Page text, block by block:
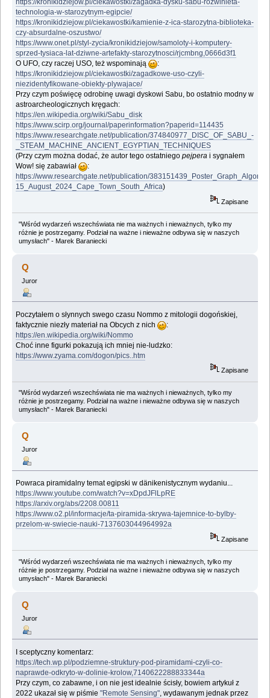
https://kronikidziejow.pl/ciekawostki/zagadka-dysku-sabu-rozwinieta-
technologia-w-starozytnym-egipcie/
https://kronikidziejow.pl/ciekawostki/kamienie-z-ica-starozytna-biblioteka-
czy-absurdalne-oszustwo/
https://www.onet.pl/styl-zycia/kronikidziejow/samoloty-i-komputery-
sprzed-tysiaca-lat-dziwne-artefakty-starozytnosci/rjcmbng,0666d3f1
O UFO, czy raczej USO, też wspominają
:
https://kronikidziejow.pl/ciekawostki/zagadkowe-uso-czyli-
niezidentyfikowane-obiekty-plywajace/
Przy czym poświęcę odrobinę uwagi dyskowi Sabu, bo ostatnio modny w
astroarcheologicznych kręgach:
https://en.wikipedia.org/wiki/Sabu_disk
https://www.scirp.org/journal/paperinformation?paperid=114435
https://www.researchgate.net/publication/374840977_DISC_OF_SABU_-
_STEAM_MACHINE_ANCIENT_EGYPTIAN_TECHNIQUES
(Przy czym można dodać, że autor tego ostatniegopejpera i sygnałem
Wow! się zabawiał
:
https://www.researchgate.net/publication/
15_August_2024_Cape_Town_South_Africa)
Zapisane
"Wśród wydarzeń wszechświata nie ma ważnych i nieważnych, tylko my
różnie je postrzegamy. Podział na ważne i nieważne odbywa się w naszych
umysłach" - Marek Baraniecki
Q
Juror
Poczytałem o słynnych swego czasu Nommo z mitologii dogońskiej,
faktycznie niezły materiał na Obcych z nich
:
https://en.wikipedia.org/wiki/Nommo
Choć inne figurki pokazują ich mniej nie-ludzko:
https://www.zyama.com/dogon/pics..htm
Zapisane
"Wśród wydarzeń wszechświata nie ma ważnych i nieważnych, tylko my
różnie je postrzegamy. Podział na ważne i nieważne odbywa się w naszych
umysłach" - Marek Baraniecki
Q
Juror
Powraca piramidalny temat egipski w dänikenistycznym wydaniu...
https://www.youtube.com/watch?v=xDpdJFlLpRE
https://arxiv.org/abs/2208.00811
https://www.o2.pl/informacje/ta-piramida-skrywa-tajemnice-to-bylby-
przelom-w-swiecie-nauki-7137603044964992a
Zapisane
"Wśród wydarzeń wszechświata nie ma ważnych i nieważnych, tylko my
różnie je postrzegamy. Podział na ważne i nieważne odbywa się w naszych
umysłach" - Marek Baraniecki
Q
Juror
I sceptyczny komentarz:
https://tech.wp.pl/podziemne-struktury-pod-piramidami-czyli-co-
naprawde-odkryto-w-dolinie-krolow,7140622288833344a
Przy czym, co zabawne, i on nie jest idealnie ścisły, bowiem artykuł z
2022 ukazał się w piśmie"Remote Sensing", wydawanym jednak przez